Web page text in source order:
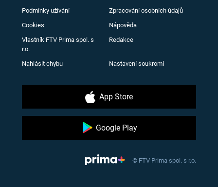
Podmínky užívání Zpracování osobních údajů
Cookies Nápověda
Vlastník FTV Prima spol. s
r.o.
Redakce
Nahlásit chybu Nastavení soukromí
App Store
Google Play
© FTV Prima spol. s r.o.